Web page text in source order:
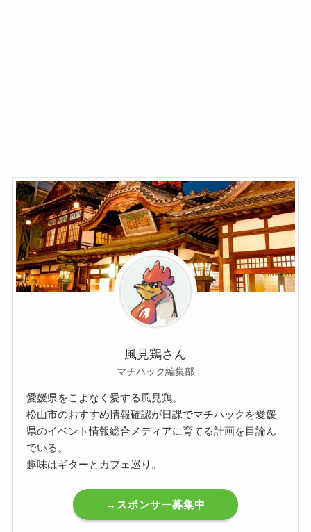
風見鶏さん
マチハック編集部
愛媛県をこよなく愛する風見鶏。
松山市のおすすめ情報確認が日課でマチハックを愛媛
県のイベント情報総合メディアに育てる計画を目論ん
でいる。
趣味はギターとカフェ巡り。
→スポンサー募集中